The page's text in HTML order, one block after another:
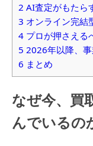
2 AI査定がもたら
3 オンライン完結
4 プロが押さえる
5 2026年以降、
6 まとめ
なぜ今、買
んでいるの